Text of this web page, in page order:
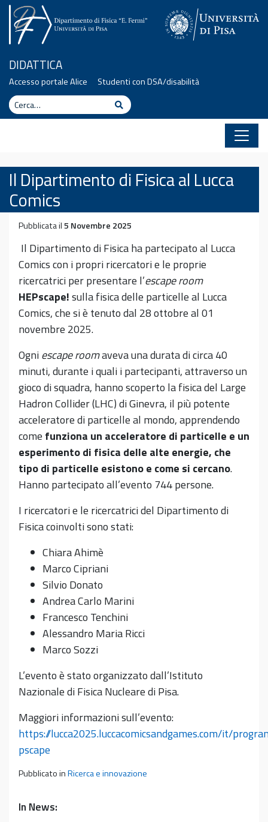
Vai al contenuto
DIDATTICA
Accesso portale Alice
Studenti con DSA/disabilità
Cerca
Cerca
Il Dipartimento di Fisica al Lucca
Comics
Pubblicata il5 Novembre 2025
Il Dipartimento di Fisica ha partecipato al Lucca
Comics con i propri ricercatori e le proprie
ricercatrici per presentare l’escape room
HEPscape!sulla fisica delle particelle al Lucca
Comics, che si è tenuto dal 28 ottobre al 01
novembre 2025.
Ogniescape roomaveva una durata di circa 40
minuti, durante i quali i partecipanti, attraverso un
gioco di squadra, hanno scoperto la fisica del Large
Hadron Collider (LHC) di Ginevra, il più potente
acceleratore di particelle al mondo, apprendendo
come funziona un acceleratore di particelle e un
esperimento di fisica delle alte energie, che
tipo di particelle esistono e come si cercano.
Hanno partecipato all’evento 744 persone.
I ricercatori e le ricercatrici del Dipartimento di
Fisica coinvolti sono stati:
Chiara Ahimè
Marco Cipriani
Silvio Donato
Andrea Carlo Marini
Francesco Tenchini
Alessandro Maria Ricci
Marco Sozzi
L’evento è stato organizzato dall’Istituto
Nazionale di Fisica Nucleare di Pisa.
Maggiori informazioni sull’evento:
https://lucca2025.luccacomicsandgames.com/it/
pscape
Pubblicato inRicerca e innovazione
In News: